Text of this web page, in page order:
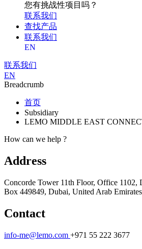
您有挑战性项目吗？
联系我们
查找产品
联系我们
EN
联系我们
EN
Breadcrumb
首页
Subsidiary
LEMO MIDDLE EAST
How can we help ?
Address
Concorde Tower 11th Floor, Office 1102,
Box 449849, Dubai, United Arab Emirates
Contact
info-me@lemo.com +971 55 222 3677